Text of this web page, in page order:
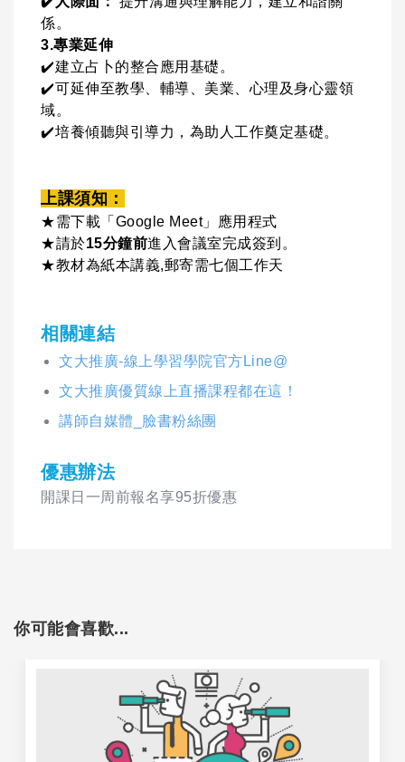
係。
3.專業延伸
✔建立占卜的整合應用基礎。
✔可延伸至教學、輔導、美業、心理及身心靈領
域。
✔培養傾聽與引導力，為助人工作奠定基礎。
上課須知：
★需下載「Google Meet」應用程式
★請於15分鐘前進入會議室完成簽到。
★教材為紙本講義,郵寄需七個工作天
相關連結
文大推廣-線上學習學院官方Line@
文大推廣優質線上直播課程都在這！
講師自媒體_臉書粉絲團
優惠辦法
開課日一周前報名享95折優惠
你可能會喜歡...